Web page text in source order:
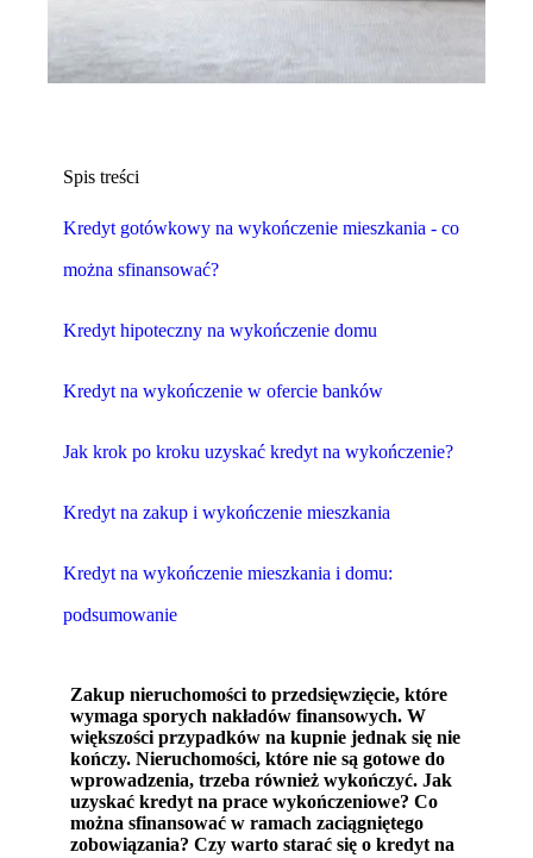
Spis treści
Kredyt gotówkowy na wykończenie mieszkania - co
można sfinansować?
Kredyt hipoteczny na wykończenie domu
Kredyt na wykończenie w ofercie banków
Jak krok po kroku uzyskać kredyt na wykończenie?
Kredyt na zakup i wykończenie mieszkania
Kredyt na wykończenie mieszkania i domu:
podsumowanie
Zakup nieruchomości to przedsięwzięcie, które
wymaga sporych nakładów finansowych. W
większości przypadków na kupnie jednak się nie
kończy. Nieruchomości, które nie są gotowe do
wprowadzenia, trzeba również wykończyć. Jak
uzyskać kredyt na prace wykończeniowe? Co
można sfinansować w ramach zaciągniętego
zobowiązania? Czy warto starać się o kredyt na